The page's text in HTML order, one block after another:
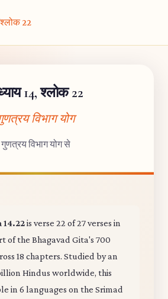
श्लोक 22
14, श्लोक 22
विभाग योग
गुणत्रय विभाग योग से
14.22is verse 22 of 27 verses in
of the Bhagavad Gita's 700
18 chapters. Studied by an
Hindus worldwide, this
in 6 languages on the Srimad